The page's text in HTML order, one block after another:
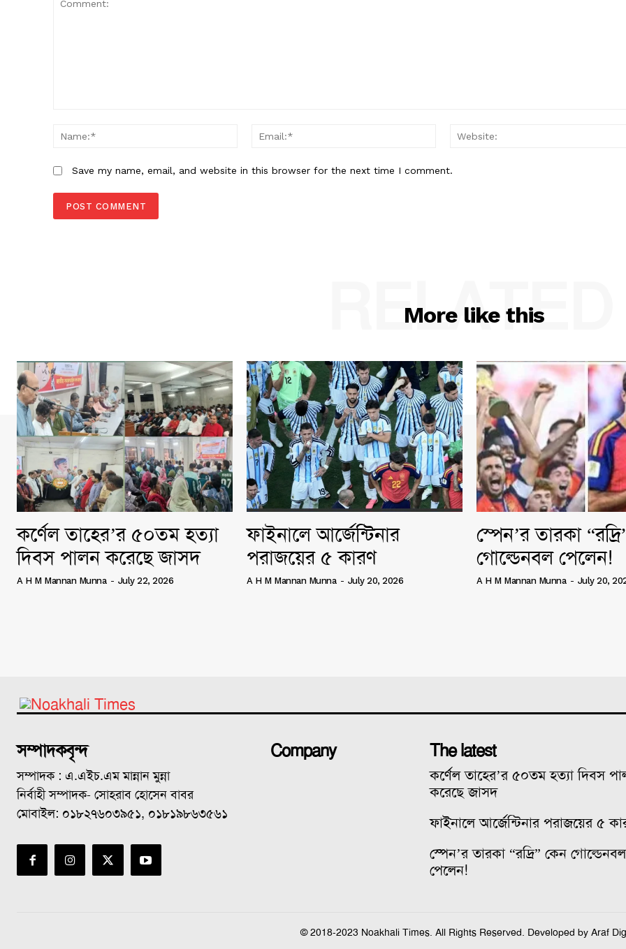
Name:* Email:*
Save my name, email, and website in this browser for the next time I comment.
More like this
RELATED
কর্ণেল তাহের’র ৫০তম হত্যা
দিবস পালন করেছে জাসদ
A H M Mannan Munna - July 22, 2026
ফাইনালে আর্জেন্টিনার
পরাজয়ের ৫ কারণ
A H M Mannan Munna - July 20, 2026
স্পেন’র তারকা
গোল্ডেনবল পেলেন!
A H M Mannan Munna - July 20,
সম্পাদকবৃন্দ
সম্পাদক : এ.এইচ.এম মান্নান মুন্না
নির্বাহী সম্পাদক- সোহরাব হোসেন বাবর
মোবাইল: ০১৮২৭৬০৩৯৫১, ০১৮১৯৮৬৩৫৬১
Company The latest
কর্ণেল তাহের’র ৫০তম হত্যা দিবস
করেছে জাসদ
ফাইনালে আর্জেন্টিনার পরাজয়ের ৫
স্পেন’র তারকা “রদ্রি” কেন গোল্ডেনবল
পেলেন!
© 2018-2023 Noakhali Times. All Rights Reserved. Developed by Araf